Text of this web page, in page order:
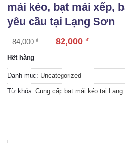
mái kéo, bạt mái xếp,
yêu cầu tại Lạng Sơn
84,000₫ 82,000 ₫
Hết hàng
Danh mục: Uncategorized
Từ khóa: Cung cấp bạt mái kéo tại Lạng